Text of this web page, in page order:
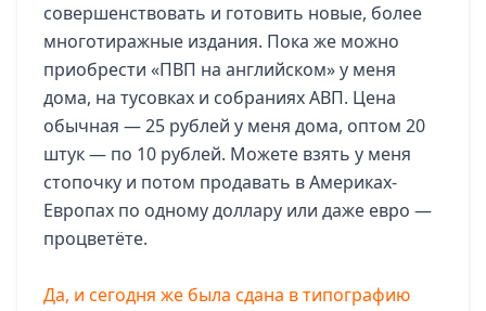
совершенствовать и готовить новые, более
многотиражные издания. Пока же можно
приобрести «ПВП на английском» у меня
дома, на тусовках и собраниях АВП. Цена
обычная — 25 рублей у меня дома, оптом 20
штук — по 10 рублей. Можете взять у меня
стопочку и потом продавать в Америках-
Европах по одному доллару или даже евро —
процветёте.
Да, и сегодня же была сдана в типографию